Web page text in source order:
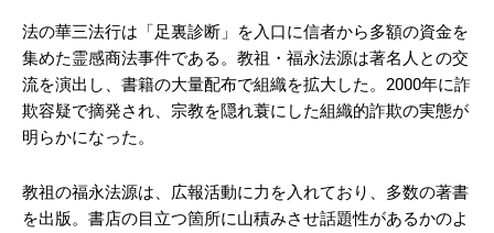
法の華三法行は「足裏診断」を入口に信者から多額の資金を
集めた霊感商法事件である。教祖・福永法源は著名人との交
流を演出し、書籍の大量配布で組織を拡大した。2000年に詐
欺容疑で摘発され、宗教を隠れ蓑にした組織的詐欺の実態が
明らかになった。
教祖の福永法源は、広報活動に力を入れており、多数の著書
を出版。書店の目立つ箇所に山積みさせ話題性があるかのよ